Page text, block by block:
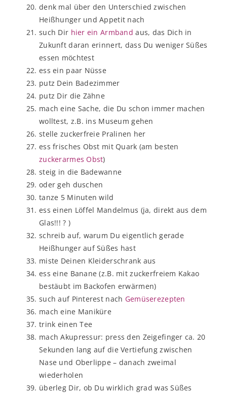
denk mal über den Unterschied zwischen
Heißhunger und Appetit nach
such Dir hier ein Armband aus, das Dich in
Zukunft daran erinnert, dass Du weniger Süßes
essen möchtest
ess ein paar Nüsse
putz Dein Badezimmer
putz Dir die Zähne
mach eine Sache, die Du schon immer machen
wolltest, z.B. ins Museum gehen
stelle zuckerfreie Pralinen her
ess frisches Obst mit Quark (am besten
zuckerarmes Obst)
steig in die Badewanne
oder geh duschen
tanze 5 Minuten wild
ess einen Löffel Mandelmus (ja, direkt aus dem
Glas!!! ? )
schreib auf, warum Du eigentlich gerade
Heißhunger auf Süßes hast
miste Deinen Kleiderschrank aus
ess eine Banane (z.B. mit zuckerfreiem Kakao
bestäubt im Backofen erwärmen)
such auf Pinterest nach Gemüserezepten
mach eine Maniküre
trink einen Tee
mach Akupressur: press den Zeigefinger ca. 20
Sekunden lang auf die Vertiefung zwischen
Nase und Oberlippe – danach zweimal
wiederholen
überleg Dir, ob Du wirklich grad was Süßes